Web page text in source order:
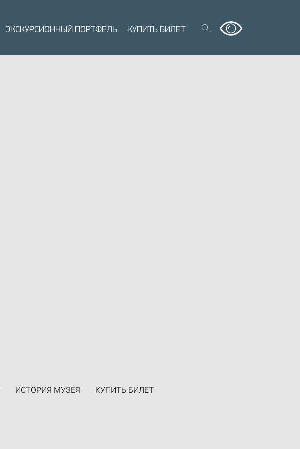
ЭКСКУРСИОННЫЙ ПОРТФЕЛЬ КУПИТЬ БИЛЕТ
ИСТОРИЯ МУЗЕЯ КУПИТЬ БИЛЕТ